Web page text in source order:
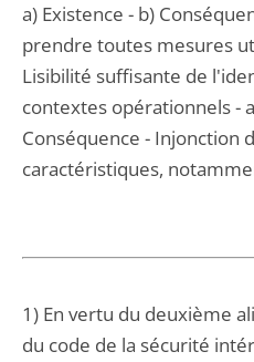
a) Existence - b)
prendre toutes mesures
Lisibilité suffisante de
contextes opérationnels -
Conséquence - Injonction
caractéristiques,
1) En vertu du deuxième
du code de la sécurité